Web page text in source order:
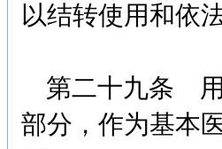
以结转使用和依
第二十九条 用
部分，作为基本